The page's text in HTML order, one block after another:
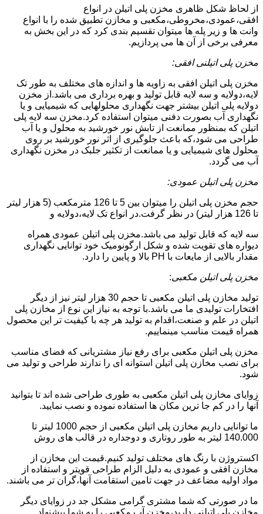
از لحاظ شکل ظاهری مخزن پلی اتیلن در انواع
افقی،عمودی،مخروطی،مکعبی و مخازن تطبیق شده را با انواع
وانت ها و زیر پله ها میتوان تقسیم بندی کرد که در این بخش به
معرفی برخی از آن ها می پردازیم.
مخزن پلی اتیلنی افقی:
مخزن پلی اتیلن افقی به زاویه ها و اندازه های مختلف به طور تک
لایه،دولایه و سه لایه قابل تولید و بهره برداری می باشد.از مخزن
دولایه پلی اتیلن بیشتر جهت نگهداری محلولهایی که شیمیایی و یا
نگهداری آب بصورت دفنی میتوان استفاده کرد.مخزن سه لایه پلی
اتیلن که بمنظور ممانعت از تابش نور خورشید به محلول و یا آب
طراحی می شود،که باعث جلوگیری از اثر نور خورشید بر روی
محلول های شیمیایی و یا ممانعت از تکثیر جلبک در مخزن نگهداری
آب می گردد.
مخزن پلی اتیلن عمودی:
حجم مخزن پلی اتیلن را میتوان بین 5 تا 126 مترمکعب (5 هزار لیتر
تا 126 هزار لیتر) در نظر گرفت.در انواع تک لایه،دولایه و
سه لایه که قابل تولید می باشد.مخزن پلی اتیلن عمودی همراه
دیواره های تقویت شده و شکل ارگونومیک خود توانایی نگهداری
مقدار بالایی از مایعات با PH بالا و پایین را دارد.
مخزن پلی اتیلن مکعبی:
تولید مخازن پلی اتیلن مکعبی تا حجم 30 هزار لیتر نیز از دیگر
افتخارات تولیدی ما می باشد.با توجه به نیاز این نوع از مخازن پلی
اتیلن در علم و صنعت،اقدام به تولید هر چه با کیفیت تر این محصول
همراه قیمت مناسب مینماییم.
مخزن پلی اتیلن مکعبی برای رفع نیاز مشتریانی که فضای مناسب
برای نصب مخازن پلی اتیلن استوانه ای را ندارند طراحی و تولید می
شود.
زوایای مخازن پلی اتیلن مکعبی به طوری طراحی شده اند تا بتوانید
آنها را در کم جا ترین مکان ها استفاده نموده و نصب نمایید.
ما توانایی داریم مخازن پلی اتیلن مکعبی از حجم 1000 لیتر تا
140.000 لیتر به طور روتاری و دوجداره در قالب های روش
اکستروژن با رنگ های مختلف تولید کنیم.قیمت این مخازن از
مخازن افقی و عمودی به دلیل الزام طراحی قویتر و استفاده از
مواد اولیه مضاعف در جهت تامین استقامت آنها،گران تر می باشند.
ما در صورتی که شما مشتری گرامی مشکل جد در زوایای دیگر
مخازن پلی اتیلنی دارید،مخزن آب مکعبی را به شما پیشنهاد